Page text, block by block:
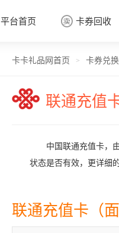
平台首页  卡券回收
 卡券回收
卡卡礼品网首页 > 卡券兑
联通充值
中国联通充值卡，
状态是否有效，更详细
联通充值卡（